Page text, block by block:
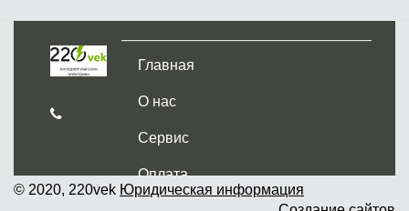
Главная
О нас
Сервис
Оплата
© 2020, 220vek Юридическая информация